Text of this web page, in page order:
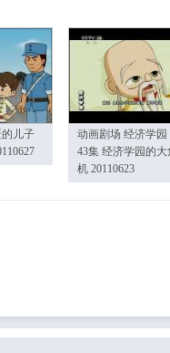
儿子
动画剧场 经济学园
43集 经济学园的大
机 20110623